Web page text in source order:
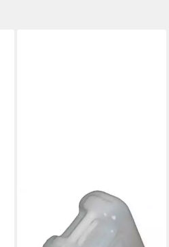
Kanister Kunststoffkanister
mit Ausgießer
23,37 €